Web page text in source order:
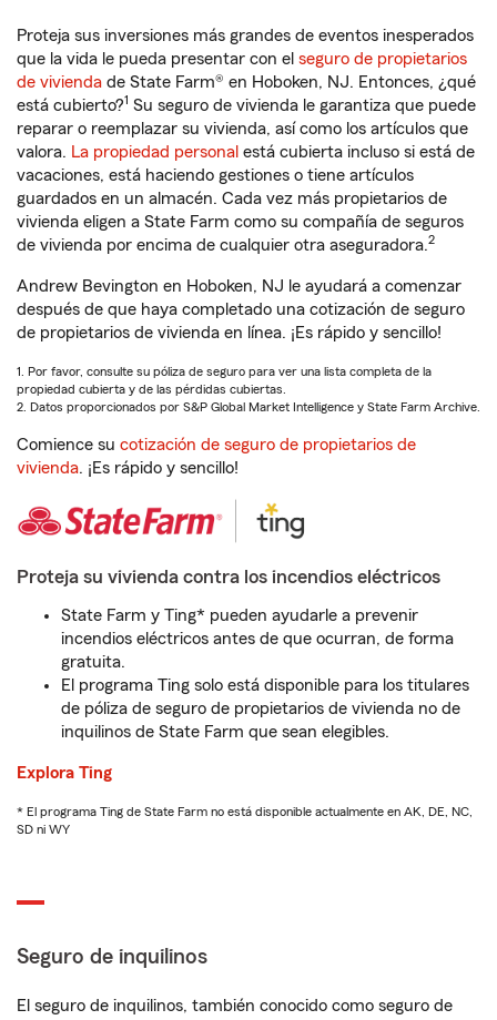
Proteja sus inversiones más grandes de eventos inesperados
que la vida le pueda presentar con el seguro de propietarios
de vivienda de State Farm® en Hoboken, NJ. Entonces, ¿qué
está cubierto?1 Su seguro de vivienda le garantiza que puede
reparar o reemplazar su vivienda, así como los artículos que
valora. La propiedad personal está cubierta incluso si está de
vacaciones, está haciendo gestiones o tiene artículos
guardados en un almacén. Cada vez más propietarios de
vivienda eligen a State Farm como su compañía de seguros
de vivienda por encima de cualquier otra aseguradora.2
Andrew Bevington en Hoboken, NJ le ayudará a comenzar
después de que haya completado una cotización de seguro
de propietarios de vivienda en línea. ¡Es rápido y sencillo!
1. Por favor, consulte su póliza de seguro para ver una lista completa de la
propiedad cubierta y de las pérdidas cubiertas.
2. Datos proporcionados por S&P Global Market Intelligence y State Farm Archive.
Comience su cotización de seguro de propietarios de
vivienda. ¡Es rápido y sencillo!
Proteja su vivienda contra los incendios eléctricos
State Farm y Ting* pueden ayudarle a prevenir
incendios eléctricos antes de que ocurran, de forma
gratuita.
El programa Ting solo está disponible para los titulares
de póliza de seguro de propietarios de vivienda no de
inquilinos de State Farm que sean elegibles.
Explora Ting
* El programa Ting de State Farm no está disponible actualmente en AK, DE, NC,
SD ni WY
Seguro de inquilinos
El seguro de inquilinos, también conocido como seguro de